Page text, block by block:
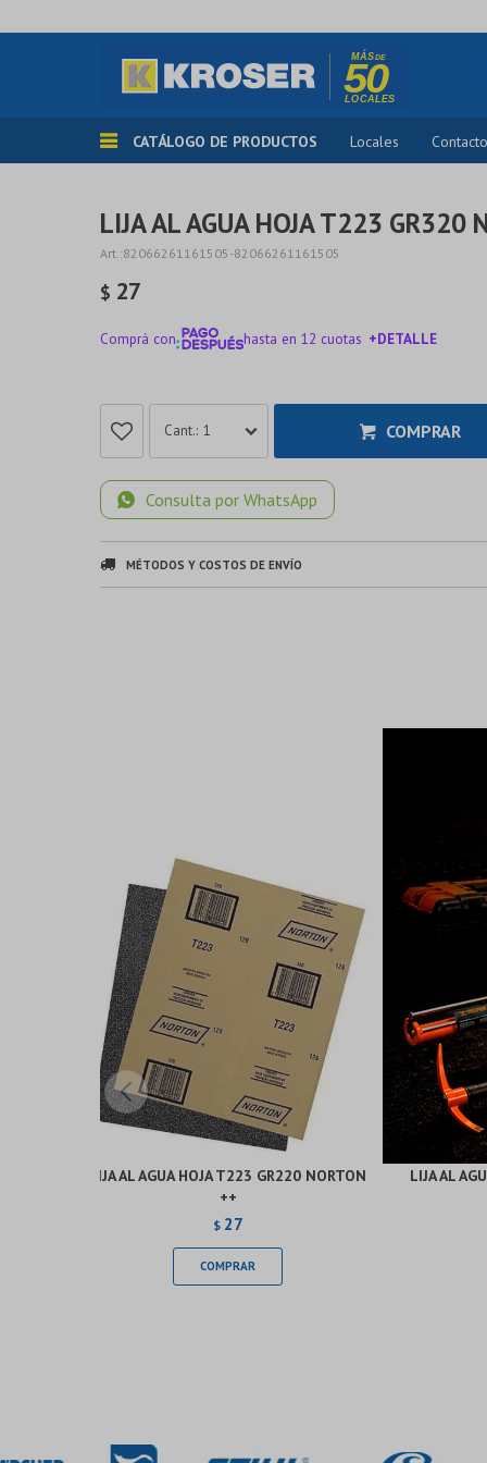
CATÁLOGO DE PRODUCTOS Locales Contacto
LIJA AL AGUA HOJA T223 GR320
82066261161505-82066261161505
$ 27
Comprá con hasta en 12 cuotas +DETALLE
1 COMPRAR
Consulta por WhatsApp
MÉTODOS Y COSTOS DE ENVÍO
LIJA AL AGUA HOJA T223 GR220 NORTON
++
$ 27
LIJA AL